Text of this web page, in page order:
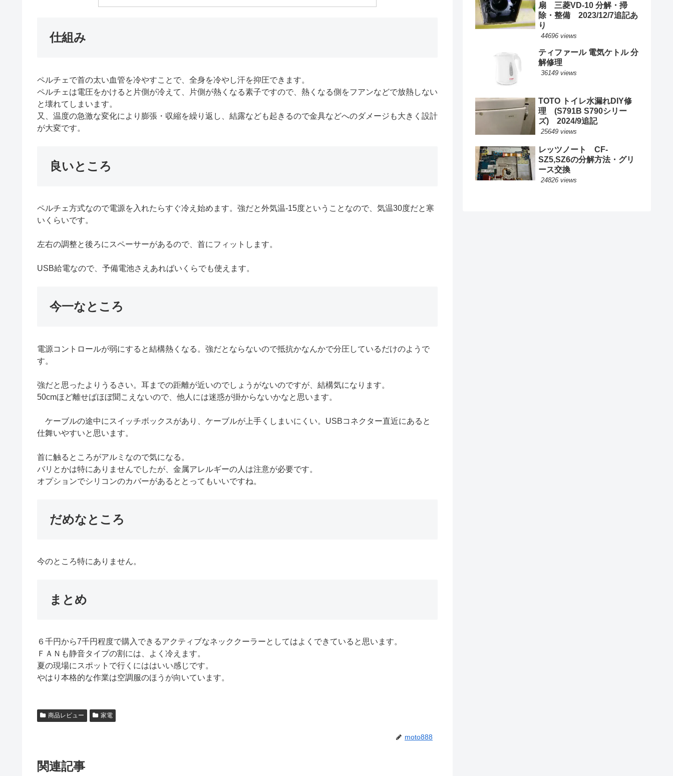
仕組み
ペルチェで首の太い血管を冷やすことで、全身を冷やし汗を抑圧できます。
ペルチェは電圧をかけると片側が冷えて、片側が熱くなる素子ですので、熱くなる側をフアンなどで放熱しない
と壊れてしまいます。
又、温度の急激な変化により膨張・収縮を繰り返し、結露なども起きるので金具などへのダメージも大きく設計
が大変です。
良いところ
ペルチェ方式なので電源を入れたらすぐ冷え始めます。強だと外気温-15度ということなので、気温30度だと寒
いくらいです。
左右の調整と後ろにスペーサーがあるので、首にフィットします。
USB給電なので、予備電池さえあればいくらでも使えます。
今一なところ
電源コントロールが弱にすると結構熱くなる。強だとならないので抵抗かなんかで分圧しているだけのようで
す。
強だと思ったよりうるさい。耳までの距離が近いのでしょうがないのですが、結構気になります。
50cmほど離せばほぼ聞こえないので、他人には迷惑が掛からないかなと思います。
ケーブルの途中にスイッチボックスがあり、ケーブルが上手くしまいにくい。USBコネクター直近にあると
仕舞いやすいと思います。
首に触るところがアルミなので気になる。
バリとかは特にありませんでしたが、金属アレルギーの人は注意が必要です。
オプションでシリコンのカバーがあるととってもいいですね。
だめなところ
今のところ特にありません。
まとめ
６千円から7千円程度で購入できるアクティブなネッククーラーとしてはよくできていると思います。
ＦＡＮも静音タイプの割には、よく冷えます。
夏の現場にスポットで行くにははいい感じです。
やはり本格的な作業は空調服のほうが向いています。
商品レビュー 家電
moto888
関連記事
扇 三菱VD-10 分解・掃
除・整備 2023/12/7追記あ
り
44696 views
ティファール 電気ケトル 分
解修理
36149 views
TOTO トイレ水漏れDIY修
理 (S791B S790シリー
ズ) 2024/9追記
25649 views
レッツノート CF-
SZ5,SZ6の分解方法・グリ
ース交換
24826 views